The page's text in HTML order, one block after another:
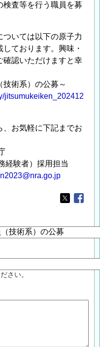
検査等を行う職員を募
いては以下の原子力
ております。興味・
確認いただけますと幸
技術系）の公募～
jitsumukeiken_202412
、お気軽に下記までお
経験者）採用担当
Opens in
さい。